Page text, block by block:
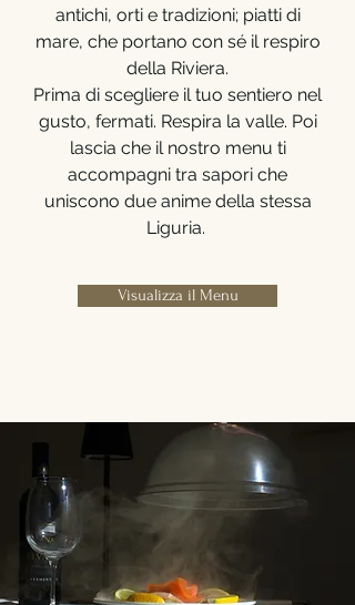
antichi, orti e tradizioni; piatti di
mare, che portano con sé il respiro
della Riviera.
Prima di scegliere il tuo sentiero nel
gusto, fermati. Respira la valle. Poi
lascia che il nostro menu ti
accompagni tra sapori che
uniscono due anime della stessa
Liguria.
Visualizza il Menu